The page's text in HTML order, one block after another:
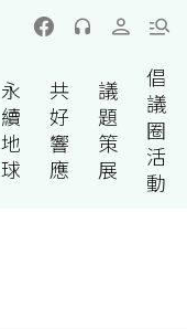
永
續
地
球
共
好
響
應
議
題
策
展
倡
議
圈
活
動